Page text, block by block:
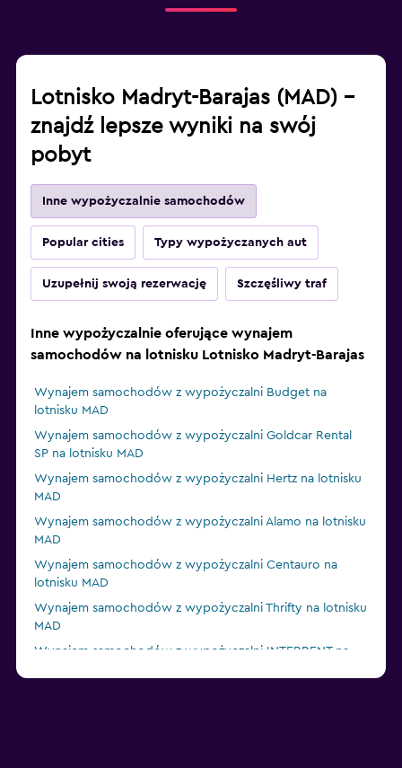
Lotnisko Madryt-Barajas (MAD) –
znajdź lepsze wyniki na swój
pobyt
Inne wypożyczalnie samochodów
Popular cities Typy wypożyczanych aut
Uzupełnij swoją rezerwację Szczęśliwy traf
Inne wypożyczalnie oferujące wynajem
samochodów na lotnisku Lotnisko Madryt-Barajas
Wynajem samochodów z wypożyczalni Budget na
lotnisku MAD
Wynajem samochodów z wypożyczalni Goldcar Rental
SP na lotnisku MAD
Wynajem samochodów z wypożyczalni Hertz na lotnisku
MAD
Wynajem samochodów z wypożyczalni Alamo na lotnisku
MAD
Wynajem samochodów z wypożyczalni Centauro na
lotnisku MAD
Wynajem samochodów z wypożyczalni Thrifty na lotnisku
MAD
Wynajem samochodów z wypożyczalni INTERRENT na